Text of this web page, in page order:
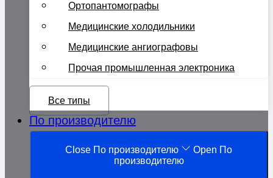
Ортопантомографы
Медицинские холодильники
Медицинские ангиографовы
Прочая промышленная электроника
Все типы
По производителю
Close По производителю
Open По
производителю